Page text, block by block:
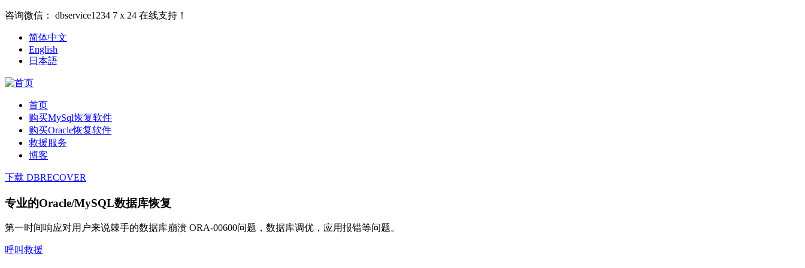
咨询微信： dbservice1234 7 x 24 在线支持！
简体中文
English
日本語
首页
购买MySql恢复软件
购买Oracle恢复软件
救援服务
博客
下载 DBRECOVER
专业的Oracle/MySQL数据库恢复
第一时间响应对用户来说棘手的数据库崩溃 ORA-00600问题，数据库调优，应用报错等问题。
呼叫救援